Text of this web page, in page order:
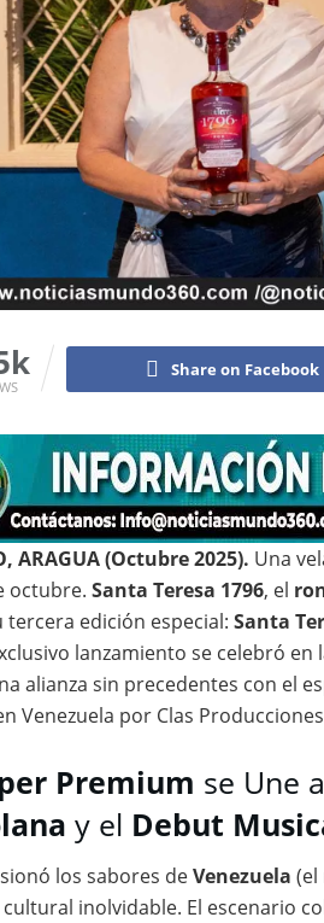
Share on Facebook
ARAGUA (Octubre 2025). Una
octubre. Santa Teresa 1796, el
tercera edición especial: Santa
lanzamiento se celebró en
alianza sin precedentes con el
Venezuela por Clas
Premium se Une
y el Debut
los sabores deVenezuela (el
inolvidable. El escenario